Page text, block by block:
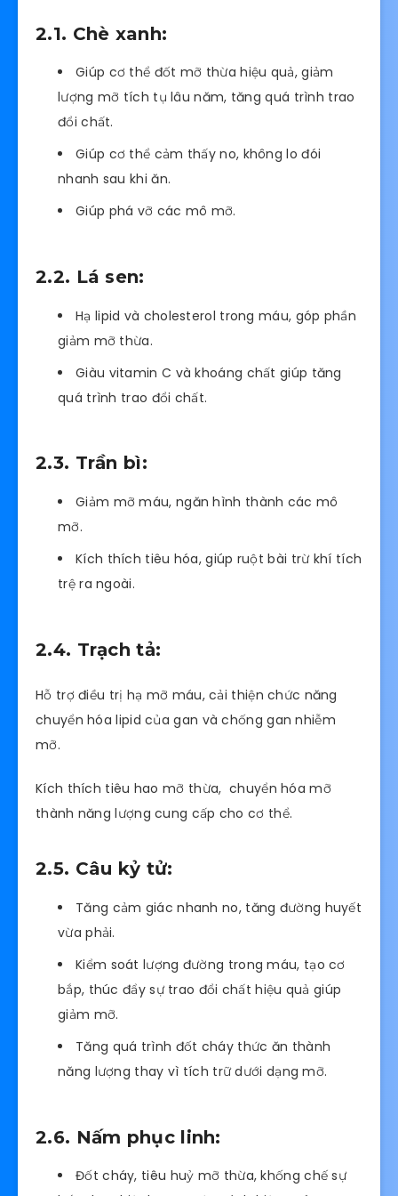
2.1. Chè xanh:
Giúp cơ thể đốt mỡ thừa hiệu quả, giảm
lượng mỡ tích tụ lâu năm, tăng quá trình trao
đổi chất.
Giúp cơ thể cảm thấy no, không lo đói
nhanh sau khi ăn.
Giúp phá vỡ các mô mỡ.
2.2. Lá sen:
Hạ lipid và cholesterol trong máu, góp phần
giảm mỡ thừa.
Giàu vitamin C và khoáng chất giúp tăng
quá trình trao đổi chất.
2.3. Trần bì:
Giảm mỡ máu, ngăn hình thành các mô
mỡ.
Kích thích tiêu hóa, giúp ruột bài trừ khí tích
trệ ra ngoài.
2.4. Trạch tả:
Hỗ trợ điều trị hạ mỡ máu, cải thiện chức năng
chuyển hóa lipid của gan và chống gan nhiễm
mỡ.
Kích thích tiêu hao mỡ thừa, chuyển hóa mỡ
thành năng lượng cung cấp cho cơ thể.
2.5. Câu kỷ tử:
Tăng cảm giác nhanh no, tăng đường huyết
vừa phải.
Kiểm soát lượng đường trong máu, tạo cơ
bắp, thúc đẩy sự trao đổi chất hiệu quả giúp
giảm mỡ.
Tăng quá trình đốt cháy thức ăn thành
năng lượng thay vì tích trữ dưới dạng mỡ.
2.6. Nấm phục linh:
Đốt cháy, tiêu huỷ mỡ thừa, khống chế sự